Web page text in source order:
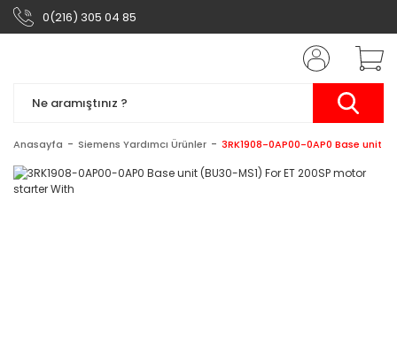
0(216) 305 04 85
Anasayfa Siemens Yardımcı Ürünler 3RK1908-0AP00-0AP0 Base unit